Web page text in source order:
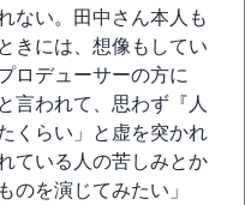
ない。田中さん本人も
きには、想像もしてい
ロデューサーの方に
言われて、思わず『人
くらい」と虚を突かれ
ている人の苦しみとか
のを演じてみたい」